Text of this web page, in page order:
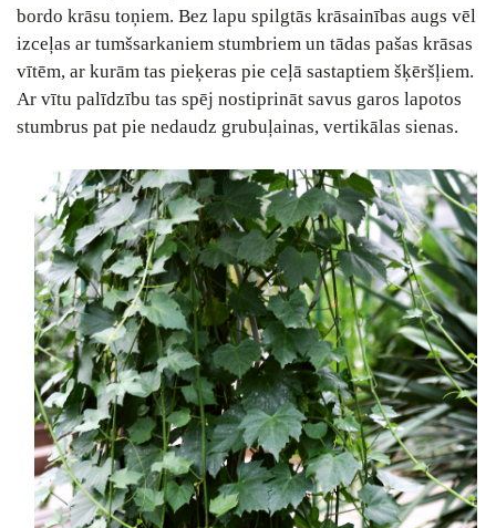
bordo krāsu toņiem. Bez lapu spilgtās krāsainības augs vēl
izceļas ar tumšsarkaniem stumbriem un tādas pašas krāsas
vītēm, ar kurām tas pieķeras pie ceļā sastaptiem šķēršļiem.
Ar vītu palīdzību tas spēj nostiprināt savus garos lapotos
stumbrus pat pie nedaudz grubuļainas, vertikālas sienas.